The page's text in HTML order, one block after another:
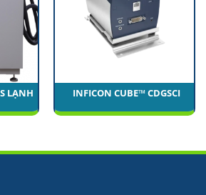
LẠNH
INFICON CUBE™ CDGSCI